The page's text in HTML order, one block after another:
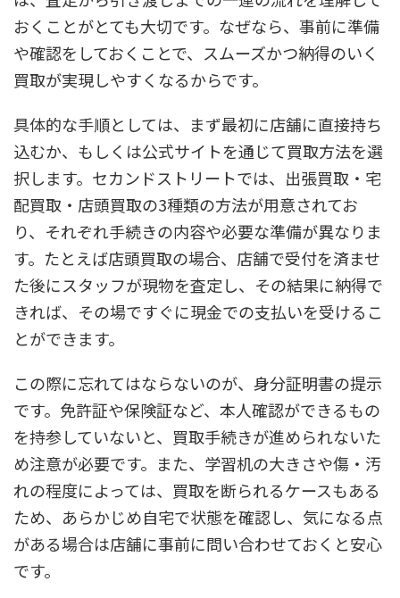
おくことがとても大切です。なぜなら、事前に準備
や確認をしておくことで、スムーズかつ納得のいく
買取が実現しやすくなるからです。
具体的な手順としては、まず最初に店舗に直接持ち
込むか、もしくは公式サイトを通じて買取方法を選
択します。セカンドストリートでは、出張買取・宅
配買取・店頭買取の3種類の方法が用意されてお
り、それぞれ手続きの内容や必要な準備が異なりま
す。たとえば店頭買取の場合、店舗で受付を済ませ
た後にスタッフが現物を査定し、その結果に納得で
きれば、その場ですぐに現金での支払いを受けるこ
とができます。
この際に忘れてはならないのが、身分証明書の提示
です。免許証や保険証など、本人確認ができるもの
を持参していないと、買取手続きが進められないた
め注意が必要です。また、学習机の大きさや傷・汚
れの程度によっては、買取を断られるケースもある
ため、あらかじめ自宅で状態を確認し、気になる点
がある場合は店舗に事前に問い合わせておくと安心
です。